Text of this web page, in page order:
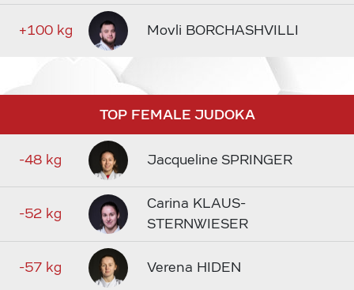
+100 kg Movli BORCHASHVILLI
TOP FEMALE JUDOKA
-48 kg Jacqueline SPRINGER
-52 kg
Carina KLAUS-
STERNWIESER
-57 kg Verena HIDEN